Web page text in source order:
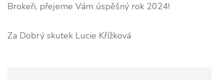
Brokeři, přejeme Vám úspěšný rok 2024!
Za Dobrý skutek Lucie Křížková